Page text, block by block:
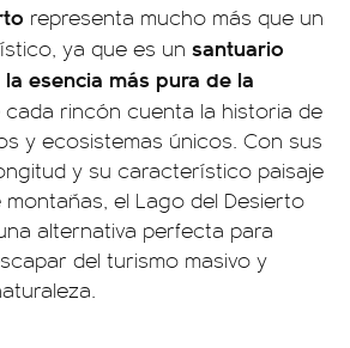
representa mucho más que un
ya que es un santuario
esencia más pura de la
cada rincón cuenta la historia de
y ecosistemas únicos. Con sus
y su característico paisaje
el Lago del Desierto
alternativa perfecta para
del turismo masivo y